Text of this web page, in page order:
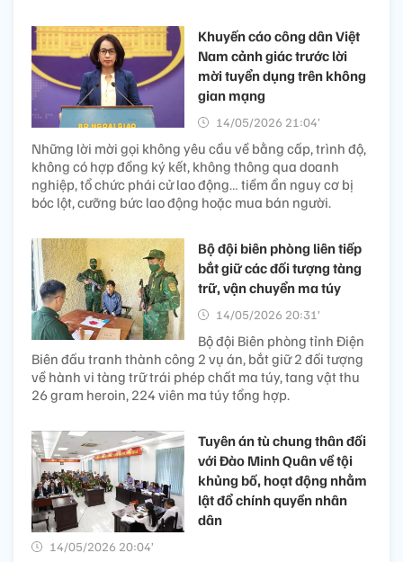
Khuyến cáo công dân Việt
Nam cảnh giác trước lời
mời tuyển dụng trên không
gian mạng
14/05/2026 21:04’
Những lời mời gọi không yêu cầu về bằng cấp, trình độ,
không có hợp đồng ký kết, không thông qua doanh
nghiệp, tổ chức phái cử lao động… tiềm ẩn nguy cơ bị
bóc lột, cưỡng bức lao động hoặc mua bán người.
Bộ đội biên phòng liên tiếp
bắt giữ các đối tượng tàng
trữ, vận chuyển ma túy
14/05/2026 20:31’
Bộ đội Biên phòng tỉnh Điện
Biên đấu tranh thành công 2 vụ án, bắt giữ 2 đối tượng
về hành vi tàng trữ trái phép chất ma túy, tang vật thu
26 gram heroin, 224 viên ma túy tổng hợp.
Tuyên án tù chung thân đối
với Đào Minh Quân về tội
khủng bố, hoạt động nhằm
lật đổ chính quyền nhân
dân
14/05/2026 20:04’